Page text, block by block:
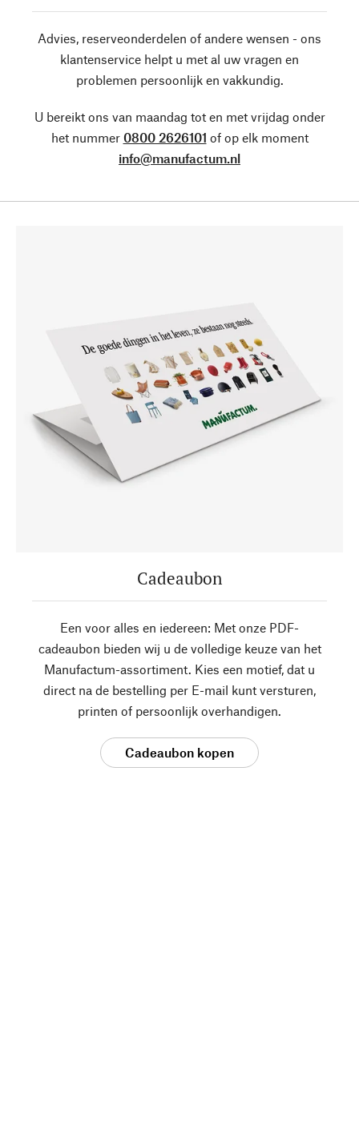
Advies, reserveonderdelen of andere wensen - ons
klantenservice helpt u met al uw vragen en
problemen persoonlijk en vakkundig.
U bereikt ons van maandag tot en met vrijdag onder
het nummer 0800 2626101 of op elk moment
info@manufactum.nl
Cadeaubon
Een voor alles en iedereen: Met onze PDF-
cadeaubon bieden wij u de volledige keuze van het
Manufactum-assortiment. Kies een motief, dat u
direct na de bestelling per E-mail kunt versturen,
printen of persoonlijk overhandigen.
Cadeaubon kopen